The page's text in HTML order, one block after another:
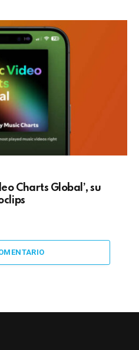
Charts Global’, su